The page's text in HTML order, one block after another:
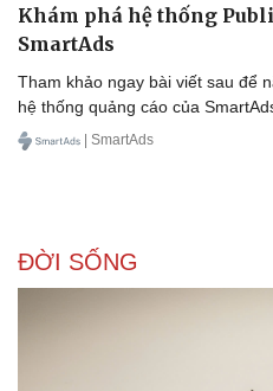
Khám phá hệ thống
SmartAds
Tham khảo ngay bài viết sau để
hệ thống quảng cáo của
| SmartAds
ĐỜI SỐNG